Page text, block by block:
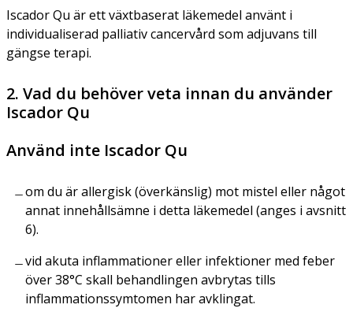
Iscador Qu är ett växtbaserat läkemedel använt i
individualiserad palliativ cancervård som adjuvans till
gängse terapi.
2. Vad du behöver veta innan du använder
Iscador Qu
Använd inte Iscador Qu
om du är allergisk (överkänslig) mot mistel eller något
annat innehållsämne i detta läkemedel (anges i avsnitt
6).
vid akuta inflammationer eller infektioner med feber
över 38°C skall behandlingen avbrytas tills
inflammationssymtomen har avklingat.